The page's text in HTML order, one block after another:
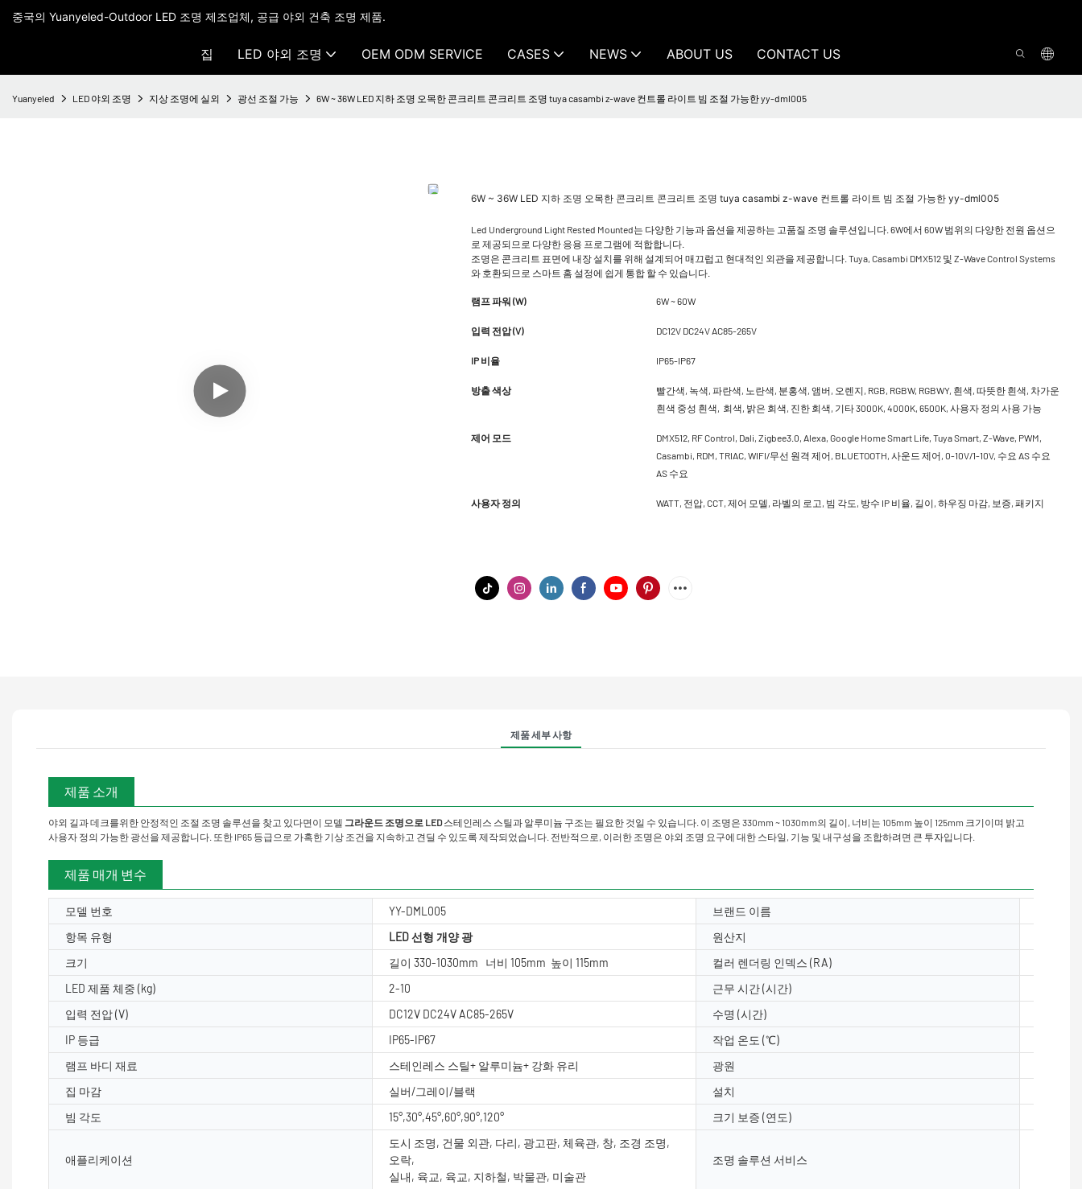
중국의 Yuanyeled-Outdoor LED 조명 제조업체, 공급 야외 건축 조명 제품.
집 LED 야외 조명 OEM ODM SERVICE CASES NEWS ABOUT US CONTACT US
Yuanyeled LED 야외 조명 지상 조명에 실외 광선 조절 가능 6W ~ 36W LED 지하 조명 오목한 콘크리트 콘크리트 조명 tuya casambi z-wave 컨트롤 라이트 빔 조절 가능한 yy-dml005
6W ~ 36W LED 지하 조명 오목한 콘크리트 콘크리트 조명 tuya casambi z-wave 컨트롤 라이트 빔 조절 가능한 yy-dml005
Led Underground Light Rested Mounted는 다양한 기능과 옵션을 제공하는 고품질 조명 솔루션입니다. 6W에서 60W 범위의 다양한 전원 옵션으
로 제공되므로 다양한 응용 프로그램에 적합합니다.
조명은 콘크리트 표면에 내장 설치를 위해 설계되어 매끄럽고 현대적인 외관을 제공합니다. Tuya, Casambi DMX512 및 Z-Wave Control Systems
와 호환되므로 스마트 홈 설정에 쉽게 통합 할 수 있습니다.
램프 파워 (W) 6W ~ 60W
입력 전압 (V) DC12V DC24V AC85-265V
IP 비율 IP65-IP67
방출 색상
빨간색, 녹색, 파란색, 노란색, 분홍색, 앰버, 오렌지, RGB, RGBW, RGBWY, 흰색, 따뜻한 흰색, 차가운
흰색 중성 흰색, 회색, 밝은 회색, 진한 회색, 기타 3000K, 4000K, 6500K, 사용자 정의 사용 가능
제어 모드
DMX512, RF Control, Dali, Zigbee3.0, Alexa, Google Home Smart Life, Tuya Smart, Z-Wave, PWM,
Casambi, RDM, TRIAC, WIFI/무선 원격 제어, BLUETOOTH, 사운드 제어, 0-10V/1-10V, 수요 AS 수요
AS 수요
사용자 정의 WATT, 전압, CCT, 제어 모델, 라벨의 로고, 빔 각도, 방수 IP 비율, 길이, 하우징 마감, 보증, 패키지
제품 세부 사항
제품 소개
야외 길과 데크를위한 안정적인 조절 조명 솔루션을 찾고 있다면이 모델 그라운드 조명으로 LED스테인레스 스틸과 알루미늄 구조는 필요한 것일 수 있습니다. 이 조명은 330mm ~ 1030mm의 길이, 너비는 105mm 높이 125mm 크기이며 밝고
사용자 정의 가능한 광선을 제공합니다. 또한 IP65 등급으로 가혹한 기상 조건을 지속하고 견딜 수 있도록 제작되었습니다. 전반적으로, 이러한 조명은 야외 조명 요구에 대한 스타일, 기능 및 내구성을 조합하려면 큰 투자입니다.
제품 매개 변수
모델 번호 YY-DML005 브랜드 이름
항목 유형
LED 선형 개양 광 원산지
크기
길이 330-1030mm 너비 105mm 높이 115mm 컬러 렌더링 인덱스 (RA)
LED 제품 체중 (kg)
2-10 근무 시간 (시간)
입력 전압 (V)
DC12V DC24V AC85-265V 수명 (시간)
IP 등급
IP65-IP67 작업 온도 (℃)
램프 바디 재료
스테인레스 스틸+ 알루미늄+ 강화 유리 광원
집 마감
실버/그레이/블랙 설치
빔 각도
15°,30°,45°,60°,90°,120° 크기 보증 (연도)
애플리케이션
도시 조명, 건물 외관, 다리, 광고판, 체육관, 창, 조경 조명,
오락,
실내, 육교, 육교, 지하철, 박물관, 미술관
조명 솔루션 서비스